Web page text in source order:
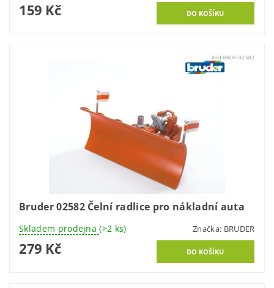
159 Kč
Kód:BRDR-02582
Bruder 02582 Čelní radlice pro nákladní auta
Skladem prodejna(>2 ks) Značka: BRUDER
279 Kč